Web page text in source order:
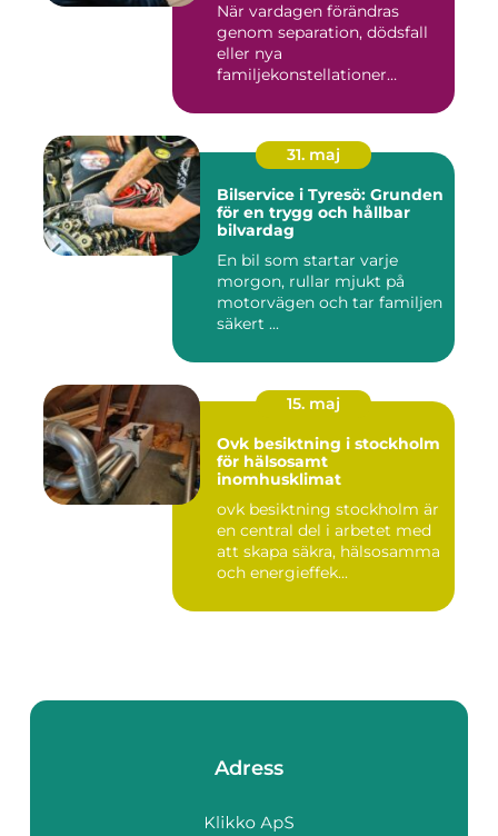
När vardagen förändras
genom separation, dödsfall
eller nya
familjekonstellationer
31. maj
Bilservice i Tyresö: Grunden
för en trygg och hållbar
bilvardag
En bil som startar varje
morgon, rullar mjukt på
motorvägen och tar familjen
säkert ...
15. maj
Ovk besiktning i stockholm
för hälsosamt
inomhusklimat
ovk besiktning stockholm är
en central del i arbetet med
att skapa säkra, hälsosamma
och energieffek...
Adress